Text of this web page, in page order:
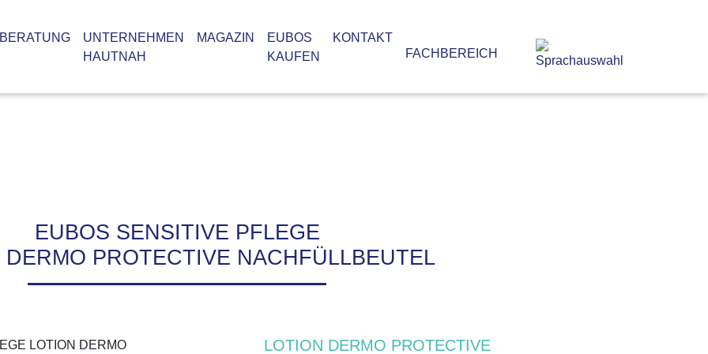
UNTERNEHMEN
HAUTNAH
MAGAZIN
EUBOS
KAUFEN
KONTAKT
FACHBEREICH
EUBOS SENSITIVE PFLEGE
DERMO PROTECTIVE NACHFÜLLBEUTEL
LOTION DERMO PROTECTIVE